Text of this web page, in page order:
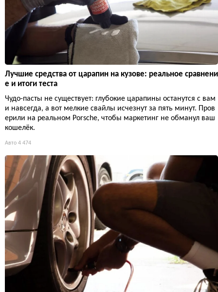
Лучшие средства от царапин на кузове: реальное сравнени
е и итоги теста
Чудо-пасты не существует: глубокие царапины останутся с вам
и навсегда, а вот мелкие свайлы исчезнут за пять минут. Пров
ерили на реальном Porsche, чтобы маркетинг не обманул ваш
кошелёк.
Авто 4 474